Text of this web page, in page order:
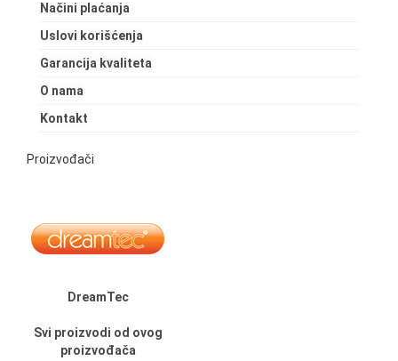
Načini plaćanja
Uslovi korišćenja
Garancija kvaliteta
O nama
Kontakt
Proizvođači
DreamTec
Svi proizvodi od ovog
proizvođača